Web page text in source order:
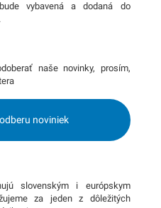
vybavená a dodaná do
naše novinky, prosím,
noviniek
slovenským i európskym
za jeden z dôležitých